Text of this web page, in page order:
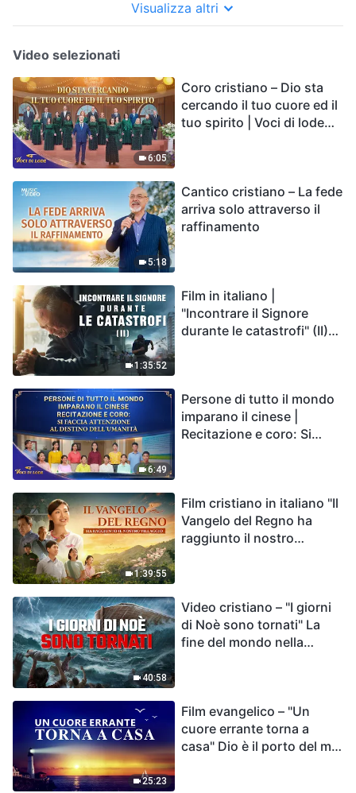
Visualizza altri
Video selezionati
6:05
Coro cristiano – Dio sta
cercando il tuo cuore ed il
tuo spirito | Voci di lode
5:18
Cantico cristiano – La fede
arriva solo attraverso il
raffinamento
1:35:52
Film in italiano |
"Incontrare il Signore
durante le catastrofi" (II)
Regno di Dio?
6:49
Persone di tutto il mondo
imparano il cinese |
Recitazione e coro: Si
1:39:55
Film cristiano in italiano "Il
Vangelo del Regno ha
raggiunto il nostro
40:58
Video cristiano – "I giorni
di Noè sono tornati" La
fine del mondo nella
25:23
Film evangelico – "Un
cuore errante torna a
casa" Dio è il porto del mio